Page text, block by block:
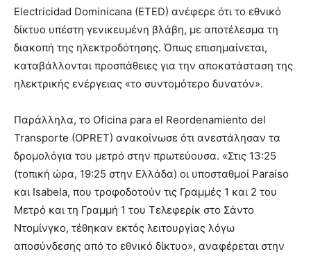
Electricidad Dominicana (ETED) ανέφερε ότι το εθνικό
δίκτυο υπέστη γενικευμένη βλάβη, με αποτέλεσμα τη
διακοπή της ηλεκτροδότησης. Όπως επισημαίνεται,
καταβάλλονται προσπάθειες για την αποκατάσταση της
ηλεκτρικής ενέργειας «το συντομότερο δυνατόν».
Παράλληλα, το Oficina para el Reordenamiento del
Transporte (OPRET) ανακοίνωσε ότι ανεστάλησαν τα
δρομολόγια του μετρό στην πρωτεύουσα. «Στις 13:25
(τοπική ώρα, 19:25 στην Ελλάδα) οι υποσταθμοί Paraiso
και Isabela, που τροφοδοτούν τις Γραμμές 1 και 2 του
Μετρό και τη Γραμμή 1 του Τελεφερίκ στο Σάντο
Ντομίνγκο, τέθηκαν εκτός λειτουργίας λόγω
αποσύνδεσης από το εθνικό δίκτυο», αναφέρεται στην